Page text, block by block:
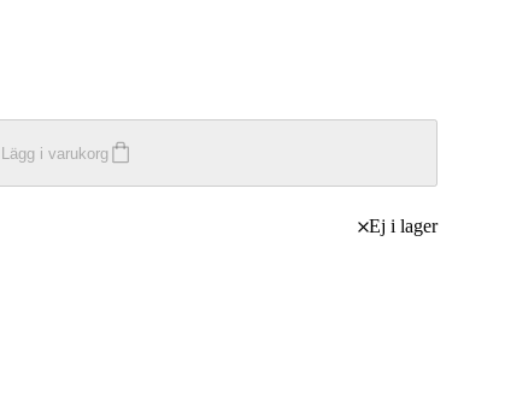
Lägg i varukorg
Ej i lager